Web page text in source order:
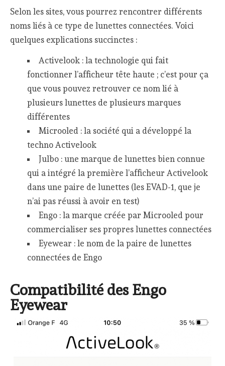
Selon les sites, vous pourrez rencontrer différents
noms liés à ce type de lunettes connectées. Voici
quelques explications succinctes :
Activelook : la technologie qui fait
fonctionner l’afficheur tête haute ; c’est pour ça
que vous pouvez retrouver ce nom lié à
plusieurs lunettes de plusieurs marques
différentes
Microoled : la société qui a développé la
techno Activelook
Julbo : une marque de lunettes bien connue
qui a intégré la première l’afficheur Activelook
dans une paire de lunettes (les EVAD-1, que je
n’ai pas réussi à avoir en test)
Engo : la marque créée par Microoled pour
commercialiser ses propres lunettes connectées
Eyewear : le nom de la paire de lunettes
connectées de Engo
Compatibilité des Engo
Eyewear